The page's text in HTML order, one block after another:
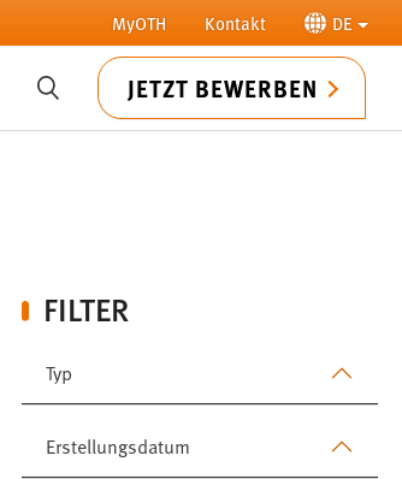
MyOTH Kontakt DE
SUCHE JETZT BEWERBEN
FILTER
Typ
Erstellungsdatum